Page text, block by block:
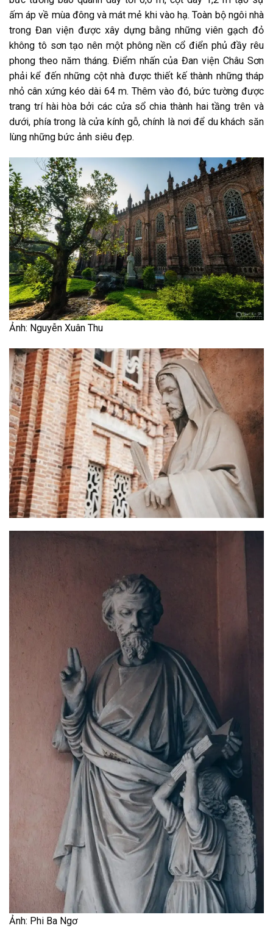
ấm áp về mùa đông và mát mẻ khi vào hạ. Toàn bộ ngôi nhà
trong Đan viện được xây dựng bằng những viên gạch đỏ
không tô sơn tạo nên một phông nền cổ điển phủ đầy rêu
phong theo năm tháng. Điểm nhấn của Đan viện Châu Sơn
phải kể đến những cột nhà được thiết kế thành những tháp
nhỏ cân xứng kéo dài 64 m. Thêm vào đó, bức tường được
trang trí hài hòa bởi các cửa sổ chia thành hai tầng trên và
dưới, phía trong là cửa kính gỗ, chính là nơi để du khách săn
lùng những bức ảnh siêu đẹp.
Ảnh: Nguyễn Xuân Thu
Ảnh: Phi Ba Ngơ